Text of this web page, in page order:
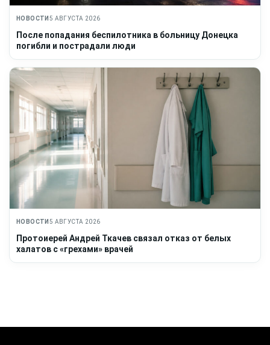
НОВОСТИ 5 АВГУСТА 2026
После попадания беспилотника в больницу Донецка
погибли и пострадали люди
НОВОСТИ 5 АВГУСТА 2026
Протоиерей Андрей Ткачев связал отказ от белых
халатов с «грехами» врачей